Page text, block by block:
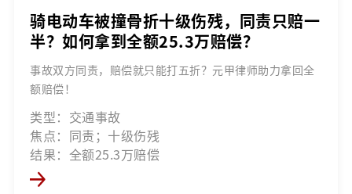
骑电动车被撞骨折十级伤残，同责只赔一
半？如何拿到全额25.3万赔偿？
事故双方同责，赔偿就只能打五折？元甲律师助力拿回全
额赔偿！
类型：交通事故
焦点：同责；十级伤残
结果：全额25.3万赔偿